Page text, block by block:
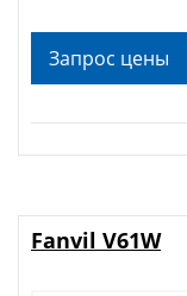
Запрос цены
Fanvil V61W